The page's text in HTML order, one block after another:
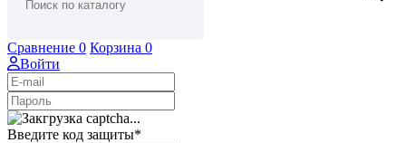
Сравнение 0 Корзина 0
Войти
Введите код защиты*